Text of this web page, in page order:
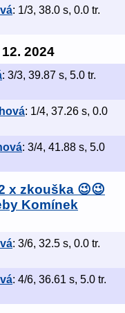
: 1/3, 38.0 s, 0.0 tr.
2024
: 3/3, 39.87 s, 5.0 tr.
: 1/4, 37.26 s, 0.0
: 3/4, 41.88 s, 5.0
x zkouška 😉😉
Komínek
: 3/6, 32.5 s, 0.0 tr.
: 4/6, 36.61 s, 5.0 tr.